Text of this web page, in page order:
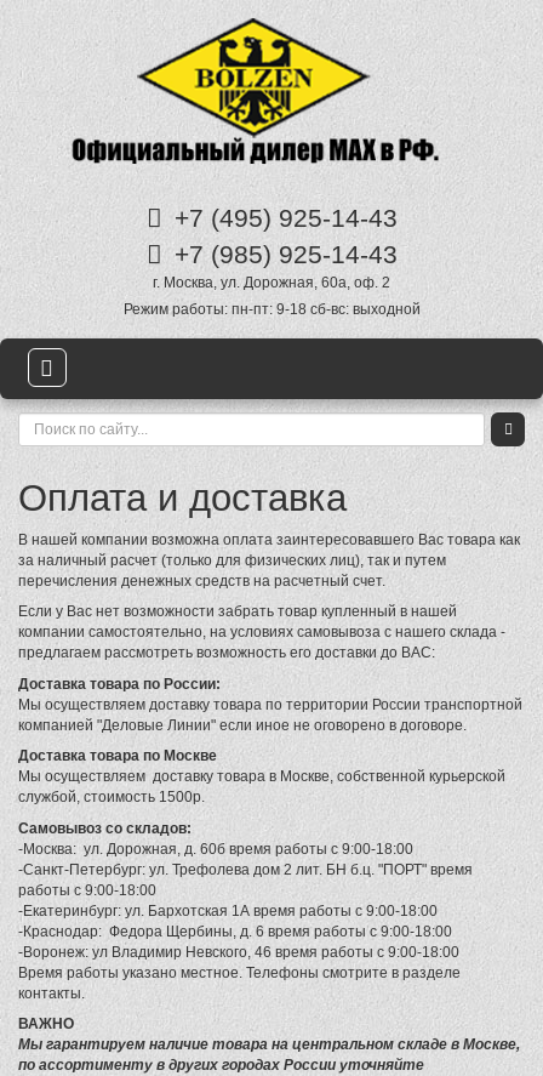
+7 (495) 925-14-43
+7 (985) 925-14-43
г. Москва, ул. Дорожная, 60а, оф. 2
Режим работы: пн-пт: 9-18 сб-вс: выходной
Оплата и доставка
В нашей компании возможна оплата заинтересовавшего Вас товара как
за наличный расчет (только для физических лиц), так и путем
перечисления денежных средств на расчетный счет.
Если у Вас нет возможности забрать товар купленный в нашей
компании самостоятельно, на условиях самовывоза с нашего склада -
предлагаем рассмотреть возможность его доставки до ВАС:
Доставка товара по России:
Мы осуществляем доставку товара по территории России транспортной
компанией "Деловые Линии" если иное не оговорено в договоре.
Доставка товара по Москве
Мы осуществляем доставку товара в Москве, собственной курьерской
службой, стоимость 1500р.
Самовывоз со складов:
-Москва: ул. Дорожная, д. 60б время работы с 9:00-18:00
-Санкт-Петербург: ул. Трефолева дом 2 лит. БН б.ц. "ПОРТ" время
работы с 9:00-18:00
-Екатеринбург: ул. Бархотская 1А время работы с 9:00-18:00
-Краснодар: Федора Щербины, д. 6 время работы с 9:00-18:00
-Воронеж: ул Владимир Невского, 46 время работы с 9:00-18:00
Время работы указано местное. Телефоны смотрите в разделе
контакты.
ВАЖНО
Мы гарантируем наличие товара на центральном складе в Москве,
по ассортименту в других городах России уточняйте